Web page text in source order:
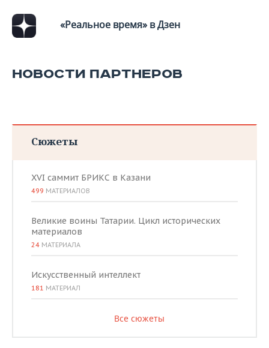
«Реальное время» в Дзен
НОВОСТИ ПАРТНЕРОВ
Сюжеты
XVI саммит БРИКС в Казани
499 МАТЕРИАЛОВ
Великие воины Татарии. Цикл исторических
материалов
24 МАТЕРИАЛА
Искусственный интеллект
181 МАТЕРИАЛ
Все сюжеты